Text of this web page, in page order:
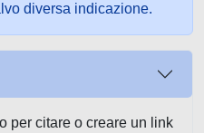
diversa indicazione.
per citare o creare un link